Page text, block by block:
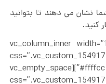
نشان می دهند تا بتوانید
کنید.
[/vc_cta][vc_row_inner][vc_column_inner
#ffffcc !important;}”][vc_empty_space